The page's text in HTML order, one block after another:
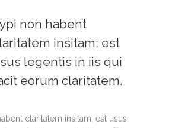
non habent
insitam; est
legentis in iis qui
eorum claritatem.
claritatem insitam; est usus